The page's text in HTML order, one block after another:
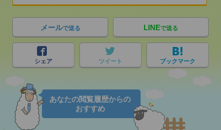
メールで送る LINEで送る
シェア ツイート ブックマーク
あなたの閲覧履歴からの
おすすめ